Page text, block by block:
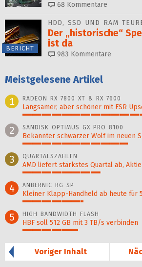
68 Kommentare
BERICHT
HDD, SSD UND RAM
Der „historische“
ist da
983 Kommentare
Meistgelesene Artikel
1
RADEON RX 7800 XT & RX 7600
Langsamer, aber schöner mit FSR
100%
2 SANDISK OPTIMUS GX PRO 8100
Bekannter schwarzer Wolf im neuen
55%
3 QUARTALSZAHLEN
AMD liefert stärkstes Quartal ab,
41%
4 ANBERNIC RG SP
Kleiner Klapp-Hand­held ab heute für
32%
5 HIGH BANDWIDTH FLASH
HBF soll 512 GB mit 3 TB/s verbinden
29%
Voriger Inhalt